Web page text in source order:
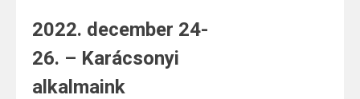
2022. december 24-
26. – Karácsonyi
alkalmaink